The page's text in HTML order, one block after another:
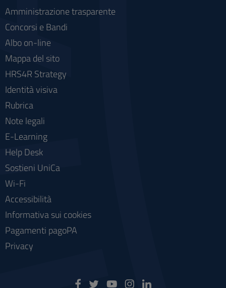
Amministrazione trasparente
Concorsi e Bandi
Albo on-line
Mappa del sito
HRS4R Strategy
Identità visiva
Rubrica
Note legali
E-Learning
Help Desk
Sostieni UniCa
Wi-Fi
Accessibilità
Informativa sui cookies
Pagamenti pagoPA
Privacy